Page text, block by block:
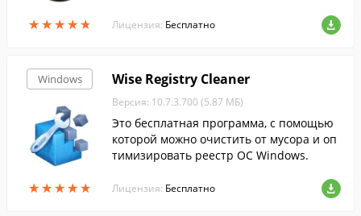
★★★★★
★★★★★ Лицензия: Бесплатно
Windows
★★★★★
★★★★★
Wise Registry Cleaner
Версия: 10.7.3.700 (5.87 МБ)
Это бесплатная программа, с помощью
которой можно очистить от мусора и оп
тимизировать реестр ОС Windows.
Лицензия: Бесплатно